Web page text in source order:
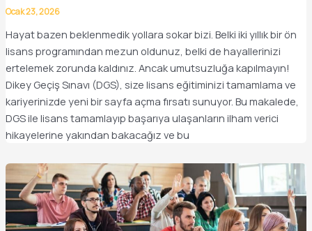
Ocak 23, 2026
Hayat bazen beklenmedik yollara sokar bizi. Belki iki yıllık bir ön
lisans programından mezun oldunuz, belki de hayallerinizi
ertelemek zorunda kaldınız. Ancak umutsuzluğa kapılmayın!
Dikey Geçiş Sınavı (DGS), size lisans eğitiminizi tamamlama ve
kariyerinizde yeni bir sayfa açma fırsatı sunuyor. Bu makalede,
DGS ile lisans tamamlayıp başarıya ulaşanların ilham verici
hikayelerine yakından bakacağız ve bu